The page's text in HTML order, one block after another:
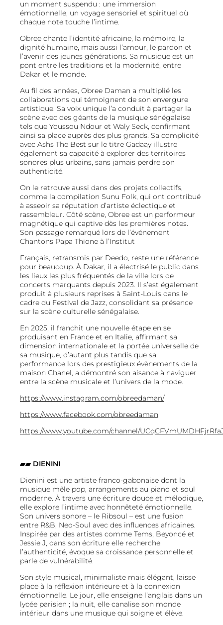
un moment suspendu : une immersion
émotionnelle, un voyage sensoriel et spirituel où
chaque note touche l’intime.
Obree chante l’identité africaine, la mémoire, la
dignité humaine, mais aussi l’amour, le pardon et
l’avenir des jeunes générations. Sa musique est un
pont entre les traditions et la modernité, entre
Dakar et le monde.
Au fil des années, Obree Daman a multiplié les
collaborations qui témoignent de son envergure
artistique. Sa voix unique l’a conduit à partager la
scène avec des géants de la musique sénégalaise
tels que Youssou Ndour et Waly Seck, confirmant
ainsi sa place auprès des plus grands. Sa complicité
avec Ashs The Best sur le titre Gadaay illustre
également sa capacité à explorer des territoires
sonores plus urbains, sans jamais perdre son
authenticité.
On le retrouve aussi dans des projets collectifs,
comme la compilation Sunu Folk, qui ont contribué
à asseoir sa réputation d’artiste éclectique et
rassembleur. Côté scène, Obree est un performeur
magnétique qui captive dès les premières notes.
Son passage remarqué lors de l’événement
Chantons Papa Thione à l’Institut
Français, retransmis par Deedo, reste une référence
pour beaucoup. À Dakar, il a électrisé le public dans
les lieux les plus fréquentés de la ville lors de
concerts marquants depuis 2023. Il s’est également
produit à plusieurs reprises à Saint-Louis dans le
cadre du Festival de Jazz, consolidant sa présence
sur la scène culturelle sénégalaise.
En 2025, il franchit une nouvelle étape en se
produisant en France et en Italie, affirmant sa
dimension internationale et la portée universelle de
sa musique, d’autant plus tandis que sa
performance lors des prestigieux évènements de la
maison Chanel, a démontré son aisance à naviguer
entre la scène musicale et l’univers de la mode.
https://www.instagram.com/obreedaman/
https://www.facebook.com/obreedaman
https://www.youtube.com/channel/
▰▰DIENINI
Dienini est une artiste franco-gabonaise dont la
musique mêle pop, arrangements au piano et soul
moderne. À travers une écriture douce et mélodique,
elle explore l’intime avec honnêteté émotionnelle.
Son univers sonore – le Ribsoul – est une fusion
entre R&B, Neo-Soul avec des influences africaines.
Inspirée par des artistes comme Tems, Beyoncé et
Jessie J, dans son écriture elle recherche
l’authenticité, évoque sa croissance personnelle et
parle de vulnérabilité.
Son style musical, minimaliste mais élégant, laisse
place à la réflexion intérieure et à la connexion
émotionnelle. Le jour, elle enseigne l’anglais dans un
lycée parisien ; la nuit, elle canalise son monde
intérieur dans une musique qui soigne et élève.